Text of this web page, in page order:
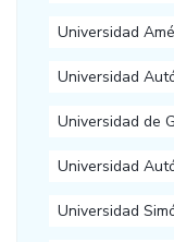
Universidad
Universidad
Universidad de
Universidad
Universidad